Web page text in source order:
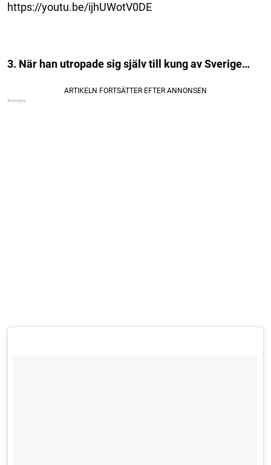
https://youtu.be/ijhUWotV0DE
3. När han utropade sig själv till kung av Sverige…